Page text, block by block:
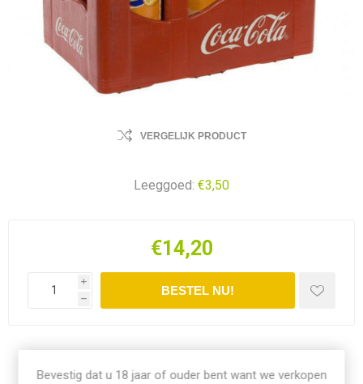
VERGELIJK PRODUCT
Leeggoed: €3,50
€14,20
i
h
Bevestig dat u 18 jaar of ouder bent want we verkopen